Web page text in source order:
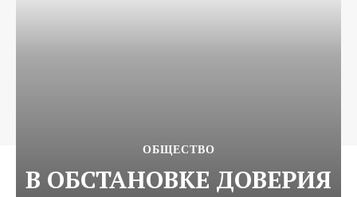
ОБЩЕСТВО
В ОБСТАНОВКЕ ДОВЕРИЯ